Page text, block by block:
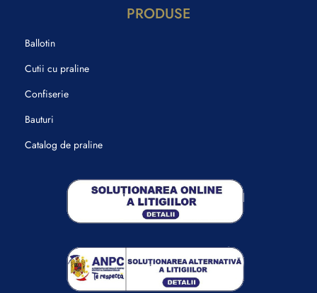
PRODUSE
Ballotin
Cutii cu praline
Confiserie
Bauturi
Catalog de praline